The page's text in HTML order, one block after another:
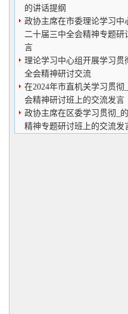
的讲话提纲
政协主席在市委理论学习中
二十届三中全会精神专题研
言
理论学习中心组开展学习贯
全会精神研讨交流
在2024年市直机关学习贯彻
会精神研讨班上的交流发言
政协主席在区委学习贯彻_
精神专题研讨班上的交流发